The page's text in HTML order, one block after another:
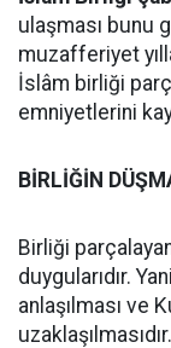
ulaşması bunu
muzafferiyet
İslâm birliği
emniyetlerini
BİRLİĞİN
Birliği
duygularıdır.
anlaşılması ve